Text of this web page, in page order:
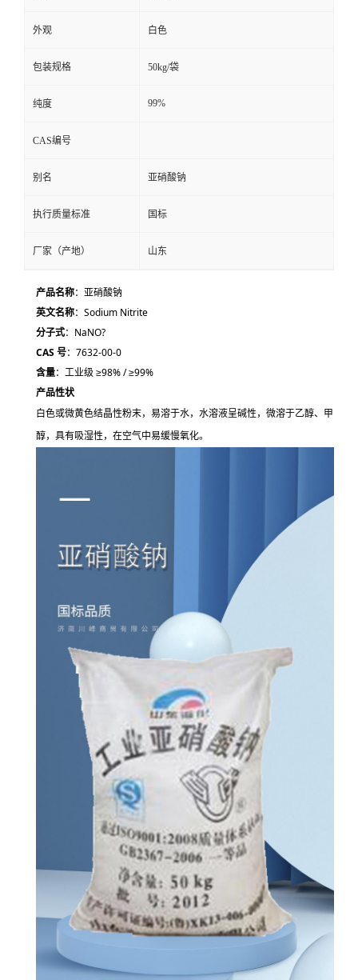
外观 白色
包装规格 50kg/袋
纯度 99%
CAS编号
别名 亚硝酸钠
执行质量标准 国标
厂家（产地） 山东
产品名称：亚硝酸钠
英文名称：Sodium Nitrite
分子式：NaNO?
CAS 号：7632-00-0
含量：工业级 ≥98% / ≥99%
产品性状
白色或微黄色结晶性粉末，易溶于水，水溶液呈碱性，微溶于乙醇、甲
醇，具有吸湿性，在空气中易缓慢氧化。